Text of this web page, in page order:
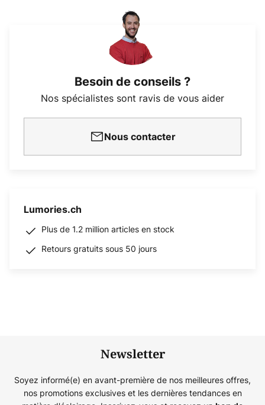
Besoin de conseils ?
Nos spécialistes sont ravis de vous aider
Nous contacter
Lumories.ch
Plus de 1.2 million articles en stock
Retours gratuits sous 50 jours
Newsletter
Soyez informé(e) en avant-première de nos meilleures offres,
nos promotions exclusives et les dernières tendances en